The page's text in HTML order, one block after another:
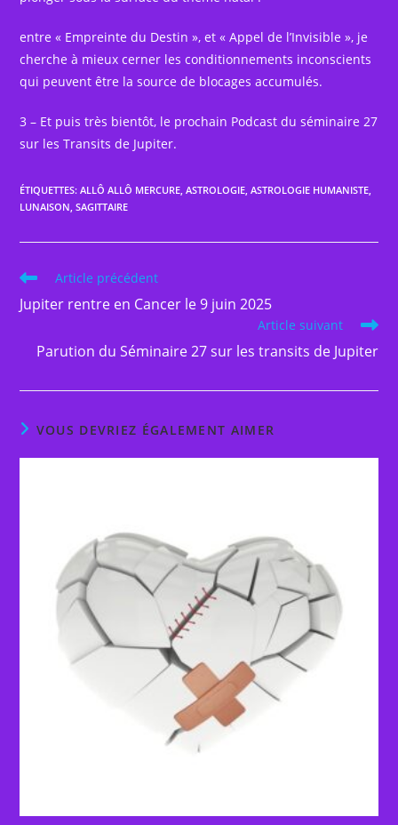
entre « Empreinte du Destin », et « Appel de l’Invisible », je
cherche à mieux cerner les conditionnements inconscients
qui peuvent être la source de blocages accumulés.
3 – Et puis très bientôt, le prochain Podcast du séminaire 27
sur les Transits de Jupiter.
ÉTIQUETTES:ALLÔ ALLÔ MERCURE ASTROLOGIE ASTROLOGIE HUMANISTE
LUNAISON SAGITTAIRE
Read
articles
Article précédent
Jupiter rentre en Cancer le 9 juin 2025
Article suivant
Parution du Séminaire 27 sur les transits de Jupiter
VOUS DEVRIEZ ÉGALEMENT AIMER